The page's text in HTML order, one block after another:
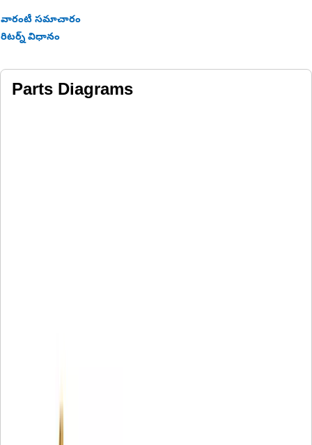
వారంటీ సమాచారం
రిటర్న్ విధానం
Parts Diagrams